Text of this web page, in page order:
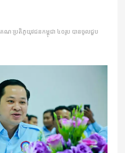
គណៈប្រតិភូយុវជនកម្ពុជា ៤០រូប បានចូលជួប